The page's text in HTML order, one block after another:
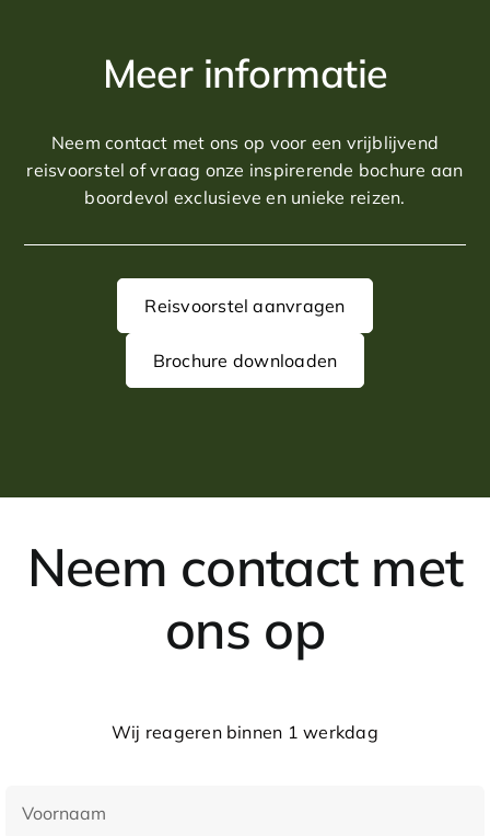
Meer informatie
Neem contact met ons op voor een vrijblijvend
reisvoorstel of vraag onze inspirerende bochure aan
boordevol exclusieve en unieke reizen.
Reisvoorstel aanvragen
Brochure downloaden
Neem contact met
ons op
Wij reageren binnen 1 werkdag